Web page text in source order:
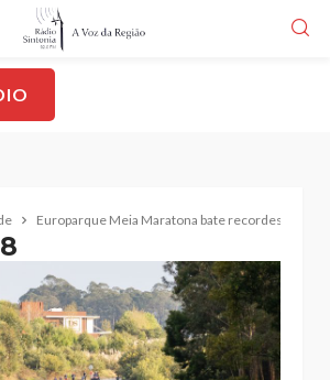
Europarque Meia Maratona bate recordes e